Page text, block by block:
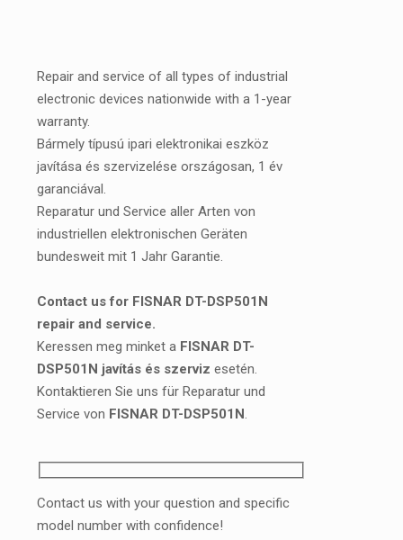
Repair and service of all types of industrial
electronic devices nationwide with a 1-year
warranty.
Bármely típusú ipari elektronikai eszköz
javítása és szervizelése országosan, 1 év
garanciával.
Reparatur und Service aller Arten von
industriellen elektronischen Geräten
bundesweit mit 1 Jahr Garantie.
Contact us for FISNAR DT-DSP501N
repair and service.
Keressen meg minket a FISNAR DT-
DSP501N javítás és szerviz esetén.
Kontaktieren Sie uns für Reparatur und
Service von FISNAR DT-DSP501N .
Contact us with your question and specific
model number with confidence!